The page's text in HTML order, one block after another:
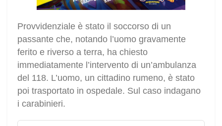
Provvidenziale è stato il soccorso di un
passante che, notando l’uomo gravamente
ferito e riverso a terra, ha chiesto
immediatamente l’intervento di un’ambulanza
del 118. L’uomo, un cittadino rumeno, è stato
poi trasportato in ospedale. Sul caso indagano
i carabinieri.